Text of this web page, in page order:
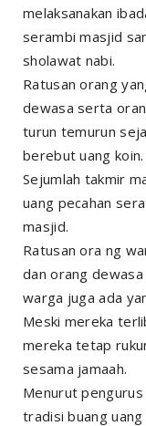
melaksanakan
serambi masjid
sholawat nabi.
Ratusan orang
dewasa serta
turun temurun
berebut uang koin.
Sejumlah takmir
uang pecahan
masjid.
Ratusan ora ng
dan orang
warga juga ada
Meski mereka
mereka tetap
sesama jamaah.
Menurut
tradisi buang